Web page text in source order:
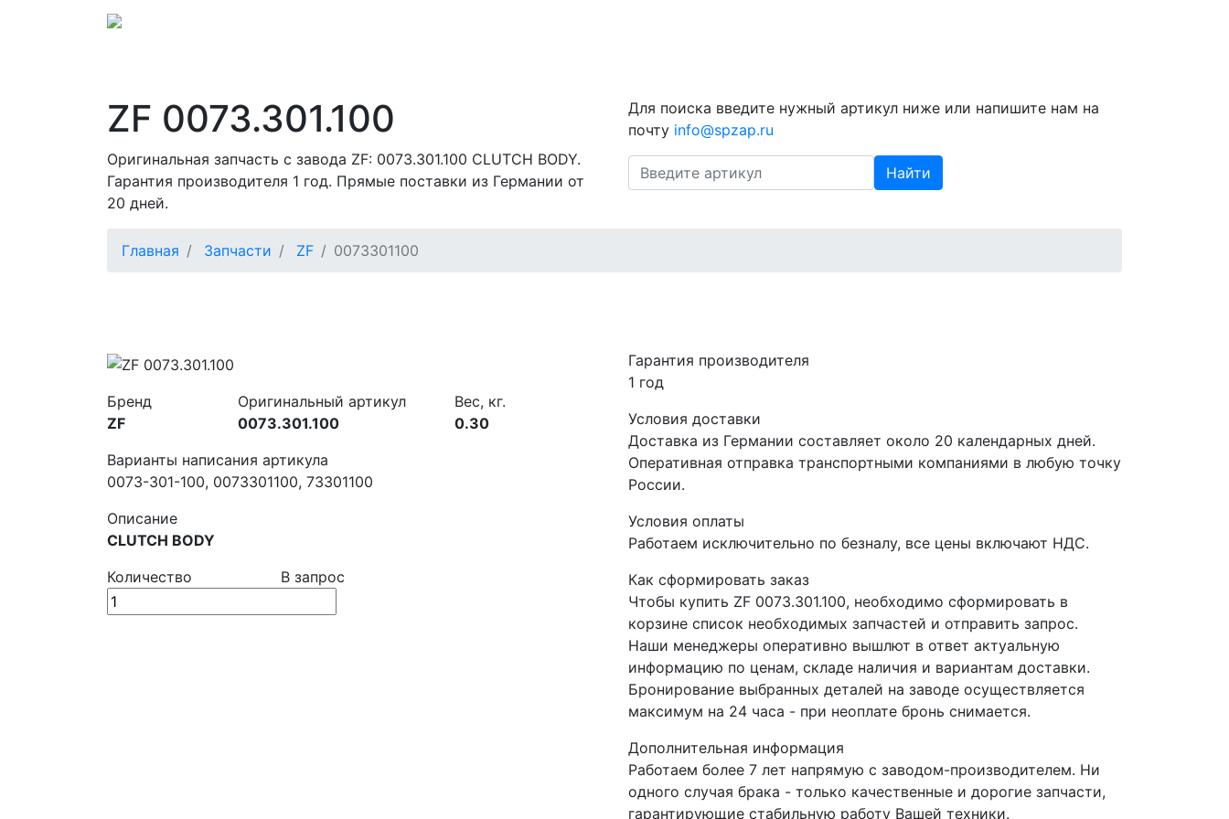
ZF 0073.301.100
Оригинальная запчасть с завода ZF: 0073.301.100 CLUTCH BODY.
Гарантия производителя 1 год. Прямые поставки из Германии от
20 дней.
Для поиска введите нужный артикул ниже или напишите нам на
почту info@spzap.ru
Найти
Главная Запчасти ZF 0073301100
Бренд
ZF
Оригинальный артикул
0073.301.100
Вес, кг.
0.30
Варианты написания артикула
0073-301-100, 0073301100, 73301100
Описание
CLUTCH BODY
Количество
В запрос
Гарантия производителя
1 год
Условия доставки
Доставка из Германии составляет около 20 календарных дней.
Оперативная отправка транспортными компаниями в любую точку
России.
Условия оплаты
Работаем исключительно по безналу, все цены включают НДС.
Как сформировать заказ
Чтобы купить ZF 0073.301.100, необходимо сформировать в
корзине список необходимых запчастей и отправить запрос.
Наши менеджеры оперативно вышлют в ответ актуальную
информацию по ценам, складе наличия и вариантам доставки.
Бронирование выбранных деталей на заводе осуществляется
максимум на 24 часа - при неоплате бронь снимается.
Дополнительная информация
Работаем более 7 лет напрямую с заводом-производителем. Ни
одного случая брака - только качественные и дорогие запчасти,
гарантирующие стабильную работу Вашей техники.